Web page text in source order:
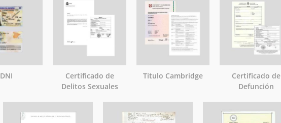
DNI
Certificado de
Delitos Sexuales
Titulo Cambridge
Certificado de
Defunción